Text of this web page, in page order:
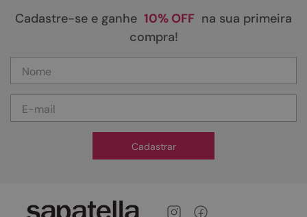
Cadastre-se e ganhe 10% OFF na sua primeira
compra!
Cadastrar